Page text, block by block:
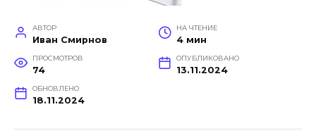
АВТОР
Иван Смирнов
НА ЧТЕНИЕ
4 мин
ПРОСМОТРОВ
74
ОПУБЛИКОВАНО
13.11.2024
ОБНОВЛЕНО
18.11.2024